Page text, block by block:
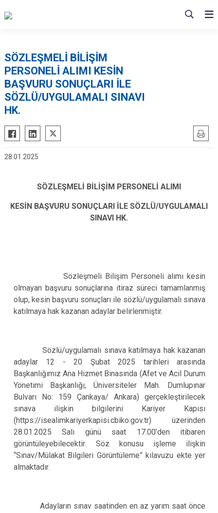
SÖZLEŞMELİ BİLİŞİM
PERSONELİ ALIMI KESİN
BAŞVURU SONUÇLARI İLE
SÖZLÜ/UYGULAMALI SINAVI
HK.
28.01.2025
SÖZLEŞMELİ BİLİŞİM PERSONELİ ALIMI
KESİN BAŞVURU SONUÇLARI İLE SÖZLÜ/UYGULAMALI
SINAVI HK.
Sözleşmeli Bilişim Personeli alımı kesin
olmayan başvuru sonuçlarına itiraz süreci tamamlanmış
olup, kesin başvuru sonuçları ile sözlü/uygulamalı sınava
katılmaya hak kazanan adaylar belirlenmiştir.
Sözlü/uygulamalı sınava katılmaya hak kazanan
adaylar 12 - 20 Şubat 2025 tarihleri arasında
Başkanlığımız Ana Hizmet Binasında (Afet ve Acil Durum
Yönetimi Başkanlığı, Üniversiteler Mah. Dumlupınar
Bulvarı No: 159 Çankaya/ Ankara) gerçekleştirilecek
sınava ilişkin bilgilerini Kariyer Kapısı
(https://isealimkariyerkapisi.cbiko.gov.tr) üzerinden
28.01.2025 Salı günü saat
17.00’den
itibaren
görüntüleyebilecektir. Söz konusu işleme ilişkin
“Sınav/Mülakat Bilgileri Görüntüleme” kılavuzu ekte yer
almaktadır.
Adayların sınav saatinden en az yarım saat önce